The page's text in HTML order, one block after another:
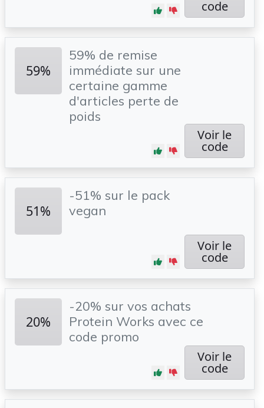
code
59%
59% de remise
immédiate sur une
certaine gamme
d'articles perte de
poids
Voir le
code
51%
-51% sur le pack
vegan
Voir le
code
20%
-20% sur vos achats
Protein Works avec ce
code promo
Voir le
code